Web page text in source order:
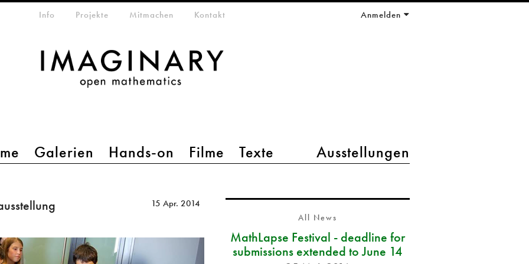
Galerien Hands-on Filme Texte Ausstellungen
Info Projekte Mitmachen Kontakt Anmelden
15 Apr. 2014
All News
MathLapse Festival - deadline for
submissions extended to June 14